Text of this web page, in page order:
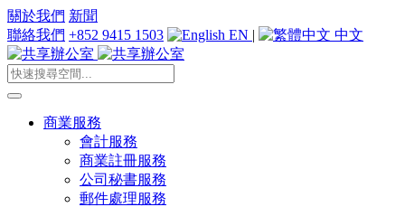
關於我們 新聞
聯絡我們 +852 9415 1503 EN | 中文
商業服務
會計服務
商業註冊服務
公司秘書服務
郵件處理服務